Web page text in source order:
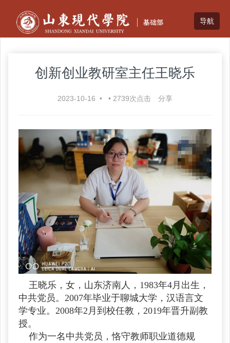
创新创业教研室主任王晓乐
2023-10-16 • • 2739次点击 分享
王晓乐，女，山东济南人，1983年4月出生，
中共党员。2007年毕业于聊城大学，汉语言文
学专业。2008年2月到校任教，2019年晋升副教
授。
作为一名中共党员，恪守教师职业道德规